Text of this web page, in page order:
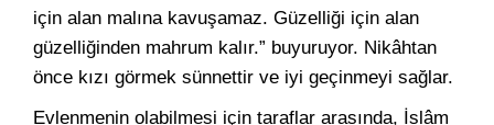
için alan malına kavuşamaz. Güzelliği için alan
güzelliğinden mahrum kalır.” buyuruyor. Nikâhtan
önce kızı görmek sünnettir ve iyi geçinmeyi sağlar.
Evlenmenin olabilmesi için taraflar arasında, İslâm